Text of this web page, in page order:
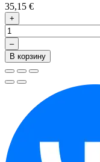
35,15 €
+
–
В корзину